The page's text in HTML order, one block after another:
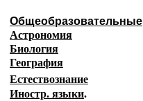
Общеобразовательные
Астрономия
Биология
География
Естествознание
Иностр. языки.